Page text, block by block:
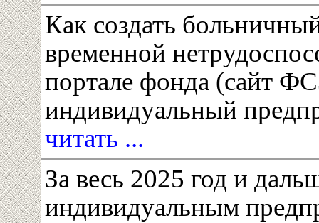
Как создать
временной
портале фонда (сайт
индивидуальный
читать ...
За весь 2025 год и
индивидуальным